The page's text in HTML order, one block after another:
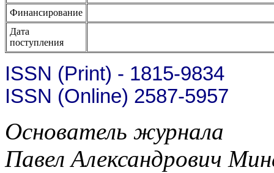
Финансирование
Дата
поступления
ISSN (Print) - 1815-9834
ISSN (Online) 2587-5957
Основатель журнала
Павел Александрович